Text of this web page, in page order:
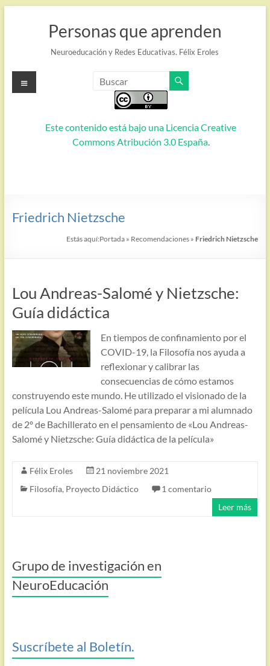
Personas que aprenden
Neuroeducación y Redes Educativas. Félix Eroles
Este contenido está bajo una Licencia Creative
Commons Atribución 3.0 España.
Menú
Friedrich Nietzsche
Estás aquí:Portada » Recomendaciones » Friedrich Nietzsche
Lou Andreas-Salomé y Nietzsche:
Guía didáctica
En tiempos de confinamiento por el
COVID-19, la Filosofía nos ayuda a
reflexionar y calibrar las
consecuencias de cómo estamos
construyendo este mundo. He utilizado el visionado de la
película Lou Andreas-Salomé para preparar a mi alumnado
de 2º de Bachillerato en el pensamiento de «Lou Andreas-
Salomé y Nietzsche: Guía didáctica de la película»
Félix Eroles
21 noviembre 2021
Filosofía, Proyecto Didáctico
1 comentario
Leer más
Grupo de investigación en
NeuroEducación
Suscríbete al Boletín.